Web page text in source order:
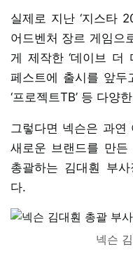
실제로 지난 ‘지스타
어드벤처 장르 게임으
게 제작한 ‘데이브 더
페스트에 출시를 앞
‘프로젝트TB’ 등 다양
그렇다면 넥슨은 과연
새로운 브랜드를 만
총괄하는 김대훤 부
다.
넥슨